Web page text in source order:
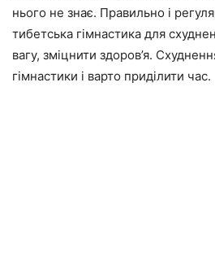
нього не знає. Правильно і
тибетська гімнастика для
вагу, зміцнити здоров’я.
гімнастики і варто приділити час.